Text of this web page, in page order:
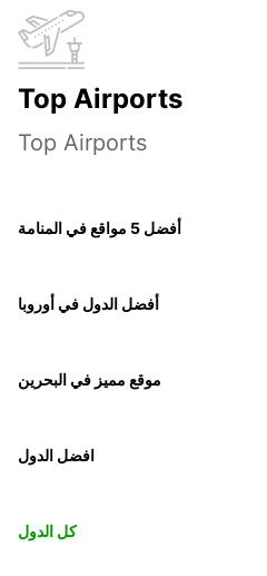
Top Airports
Top Airports
أفضل 5 مواقع في المنامة
أفضل الدول في أوروبا
موقع مميز في البحرين
افضل الدول
كل الدول